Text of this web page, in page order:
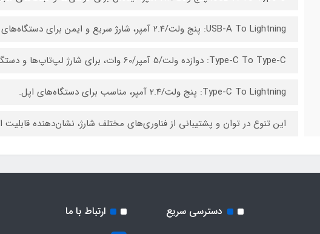
USB-A To Lightning: پنج ولت/2.4 آمپر، شارژ سریع و ایمن برای دستگاه‌های اپل.
Type-C To Type-C: دوازده ولت/5 آمپر/60 وات، برای شارژ لپ‌تاپ‌ها و دستگاه‌های حرفه‌ای.
Type-C To Lightning: پنج ولت/2.4 آمپر، مناسب برای دستگاه‌های اپل.
این تنوع در توان و پشتیبانی از فناوری‌های مختلف شارژ، نشان‌دهنده
دسترسی سریع ارتباط با ما